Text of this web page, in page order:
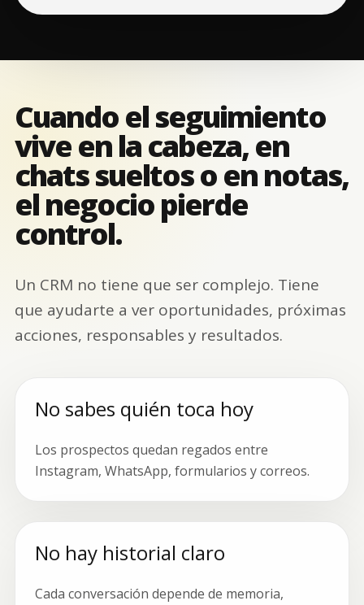
Cuando el seguimiento
vive en la cabeza, en
chats sueltos o en notas,
el negocio pierde
control.
Un CRM no tiene que ser complejo. Tiene
que ayudarte a ver oportunidades, próximas
acciones, responsables y resultados.
No sabes quién toca hoy
Los prospectos quedan regados entre
Instagram, WhatsApp, formularios y correos.
No hay historial claro
Cada conversación depende de memoria,